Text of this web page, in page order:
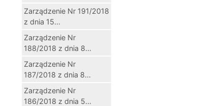
Zarządzenie Nr 191/2018
z dnia 15...
Zarządzenie Nr
188/2018 z dnia 8...
Zarządzenie Nr
187/2018 z dnia 8...
Zarządzenie Nr
186/2018 z dnia 5...